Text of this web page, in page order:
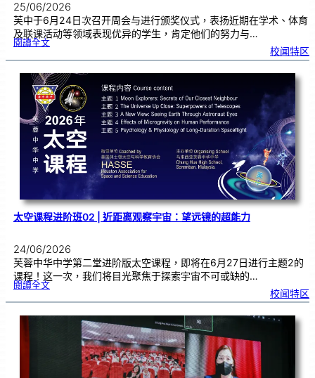
25/06/2026
芙中于6月24日次召开周会与进行颁奖仪式，表扬近期在学术、体育
及联课活动等领域表现优异的学生，肯定他们的努力与…
閱讀全文:周
奖
式
|嘉
奖
优
秀
学
子
校闻特区
太空课程进阶班02 | 近距离观察宇宙：望远镜的超能力
24/06/2026
芙蓉中华中学第二堂进阶版太空课程，即将在6月27日进行主题2的
课程！这一次，我们将目光聚焦于探索宇宙不可或缺的…
閱讀全文:太
程
阶
班
校闻特区